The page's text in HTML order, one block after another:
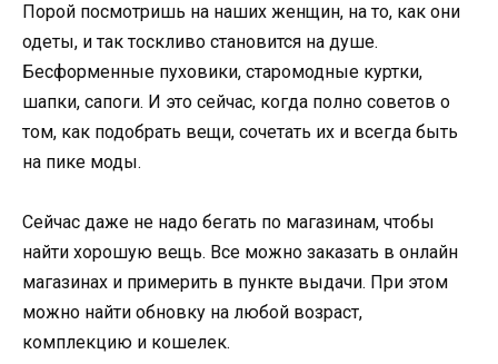
Порой посмотришь на наших женщин, на то, как они
одеты, и так тоскливо становится на душе.
Бесформенные пуховики, старомодные куртки,
шапки, сапоги. И это сейчас, когда полно советов о
том, как подобрать вещи, сочетать их и всегда быть
на пике моды.
Сейчас даже не надо бегать по магазинам, чтобы
найти хорошую вещь. Все можно заказать в онлайн
магазинах и примерить в пункте выдачи. При этом
можно найти обновку на любой возраст,
комплекцию и кошелек.